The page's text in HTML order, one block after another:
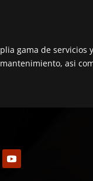
gama de
asi